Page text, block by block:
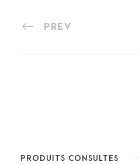
PREV
PRODUITS CONSULTÉS